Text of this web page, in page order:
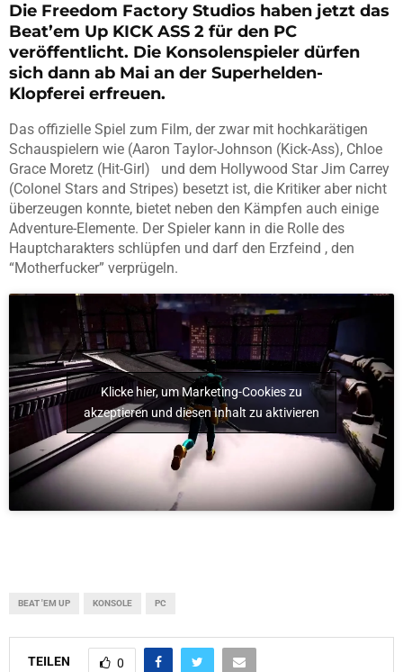
Die Freedom Factory Studios haben jetzt das
Beat’em Up KICK ASS 2 für den PC
veröffentlicht. Die Konsolenspieler dürfen
sich dann ab Mai an der Superhelden-
Klopferei erfreuen.
Das offizielle Spiel zum Film, der zwar mit hochkarätigen
Schauspielern wie (Aaron Taylor-Johnson (Kick-Ass), Chloe
Grace Moretz (Hit-Girl) und dem Hollywood Star Jim Carrey
(Colonel Stars and Stripes) besetzt ist, die Kritiker aber nicht
überzeugen konnte, bietet neben den Kämpfen auch einige
Adventure-Elemente. Der Spieler kann in die Rolle des
Hauptcharakters schlüpfen und darf den Erzfeind , den
“Motherfucker” verprügeln.
Klicke hier, um Marketing-Cookies zu
akzeptieren und diesen Inhalt zu aktivieren
BEAT 'EM UP KONSOLE PC
TEILEN 0